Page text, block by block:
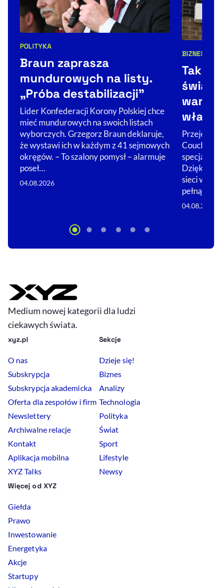
Kategorie artykułu:
POLITYKA
Braun zaprasza
mundurowych na listy.
„Próba destabilizacji”
Lider Konfederacji Korony Polskiej chce
mieć mundurowych na swoich listach
wyborczych. Grzegorz Braun deklaruje,
że wystawi ich w każdym z 41 sejmowych
okręgów. – To szalony pomysł – alarmuje
poseł…
04.08.2026
Kategorie
BIZNES
Tak
świat.
warto
Przejęcie
Couche-
Dzięki nim
sieci w
pełną…
04.08.2026
Medium nowej kategorii dla ludzi
ciekawych świata.
xyz.pl
O nas
Subskrypcja
Subskrypcja akademicka
Oferta dla zespołów i firm
Newslettery
Archiwalne relacje
Kontakt
Aplikacja mobilna
XYZ Talks
Sekcje
Dzieje się!
Biznes
Analizy
Technologia
Polityka
Świat
Sport
Lifestyle
Newsy
Więcej od XYZ
Giełda
Prawo
Inwestowanie
Energetyka
Akcje
Startupy